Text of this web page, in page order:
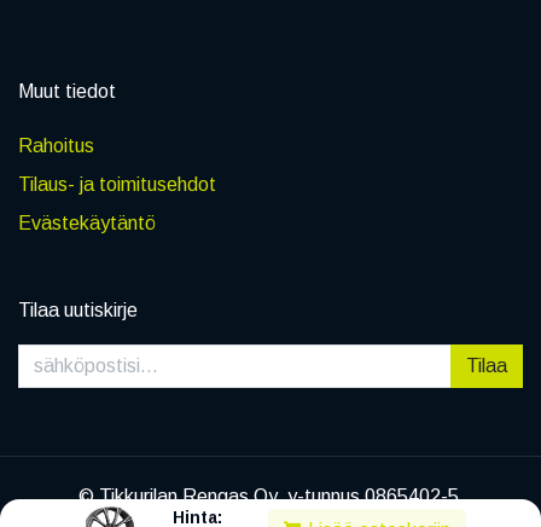
Hinta:
Muut tiedot
Rahoitus
Tilaus- ja toimitusehdot
Evästekäytäntö
Tilaa uutiskirje
Tilaa
© Tikkurilan Rengas Oy, y-tunnus 0865402-5